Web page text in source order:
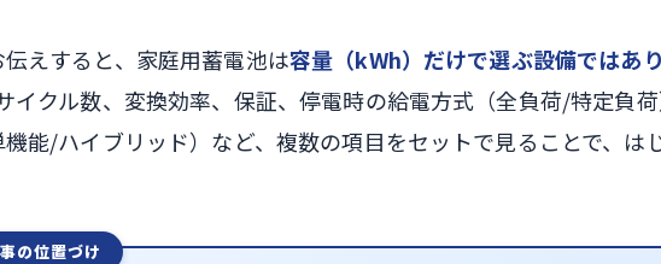
えすると、家庭用蓄電池は容量（kWh）だけで選ぶ設備ではあ
イクル数、変換効率、保証、停電時の給電方式（全負荷/特定負
能/ハイブリッド）など、複数の項目をセットで見ることで、は
の位置づけ